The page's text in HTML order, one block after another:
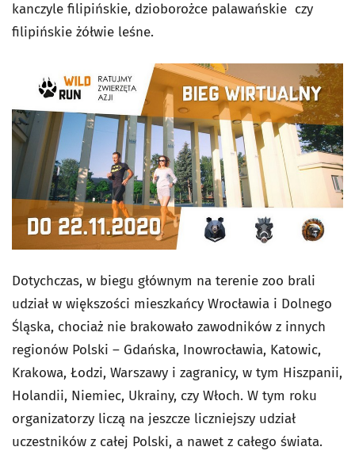
kanczyle filipińskie, dzioborożce palawańskie czy
filipińskie żółwie leśne.
Dotychczas, w biegu głównym na terenie zoo brali
udział w większości mieszkańcy Wrocławia i Dolnego
Śląska, chociaż nie brakowało zawodników z innych
regionów Polski – Gdańska, Inowrocławia, Katowic,
Krakowa, Łodzi, Warszawy i zagranicy, w tym Hiszpanii,
Holandii, Niemiec, Ukrainy, czy Włoch. W tym roku
organizatorzy liczą na jeszcze liczniejszy udział
uczestników z całej Polski, a nawet z całego świata.